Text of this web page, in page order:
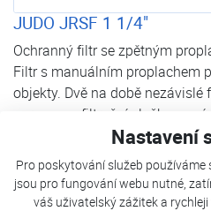
Nastavení
Pro poskytování služeb používáme
jsou pro fungování webu nutné,
váš uživatelský zážitek a
JUDO JRSF 1 1/4"
Ochranný filtr se zpětným
Filtr s manuálním proplachem
objekty. Dvě na době
nerezovou filtrační vložkou a
ručním kolečkem pro
zpětného proplachu. Zpětný
bez přerušení dodávky
jedné filtrační komory druhá